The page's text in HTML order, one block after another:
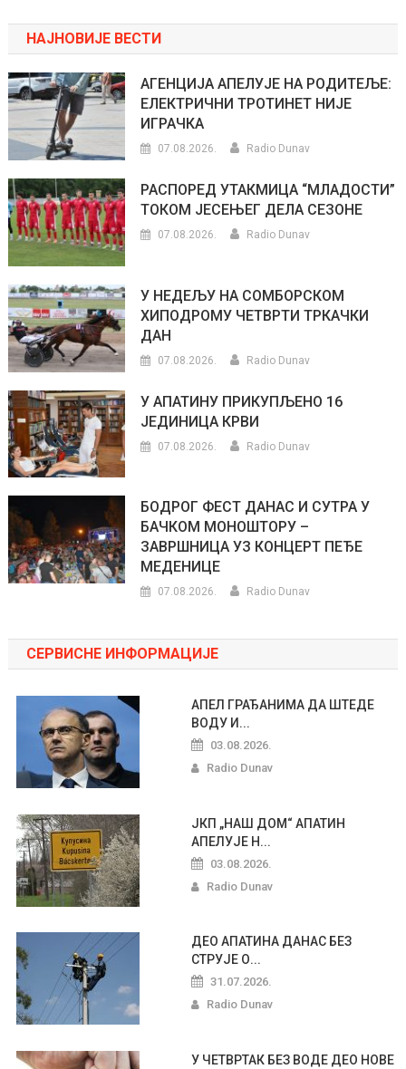
НАЈНОВИЈЕ ВЕСТИ
АГЕНЦИЈА АПЕЛУЈЕ НА РОДИТЕЉЕ:
ЕЛЕКТРИЧНИ ТРОТИНЕТ НИЈЕ
ИГРАЧКА
07.08.2026. Radio Dunav
РАСПОРЕД УТАКМИЦА “МЛАДОСТИ”
ТОКОМ ЈЕСЕЊЕГ ДЕЛА СЕЗОНЕ
07.08.2026. Radio Dunav
У НЕДЕЉУ НА СОМБОРСКОМ
ХИПОДРОМУ ЧЕТВРТИ ТРКАЧКИ
ДАН
07.08.2026. Radio Dunav
У АПАТИНУ ПРИКУПЉЕНО 16
ЈЕДИНИЦА КРВИ
07.08.2026. Radio Dunav
БОДРОГ ФЕСТ ДАНАС И СУТРА У
БАЧКОМ МОНОШТОРУ –
ЗАВРШНИЦА УЗ КОНЦЕРТ ПЕЂЕ
МЕДЕНИЦЕ
07.08.2026. Radio Dunav
СЕРВИСНЕ ИНФОРМАЦИЈЕ
АПЕЛ ГРАЂАНИМА ДА ШТЕДЕ
ВОДУ И...
03.08.2026.
Radio Dunav
ЈКП „НАШ ДОМ“ АПАТИН
АПЕЛУЈЕ Н...
03.08.2026.
Radio Dunav
ДЕО АПАТИНА ДАНАС БЕЗ
СТРУЈЕ О...
31.07.2026.
Radio Dunav
У ЧЕТВРТАК БЕЗ ВОДЕ ДЕО НОВЕ